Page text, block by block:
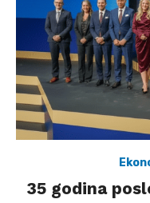
35 godina